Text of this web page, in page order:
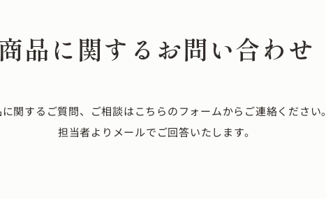
品に関するお問い合わせ
関するご質問、ご相談はこちらのフォームからご連絡ください。
担当者よりメールでご回答いたします。